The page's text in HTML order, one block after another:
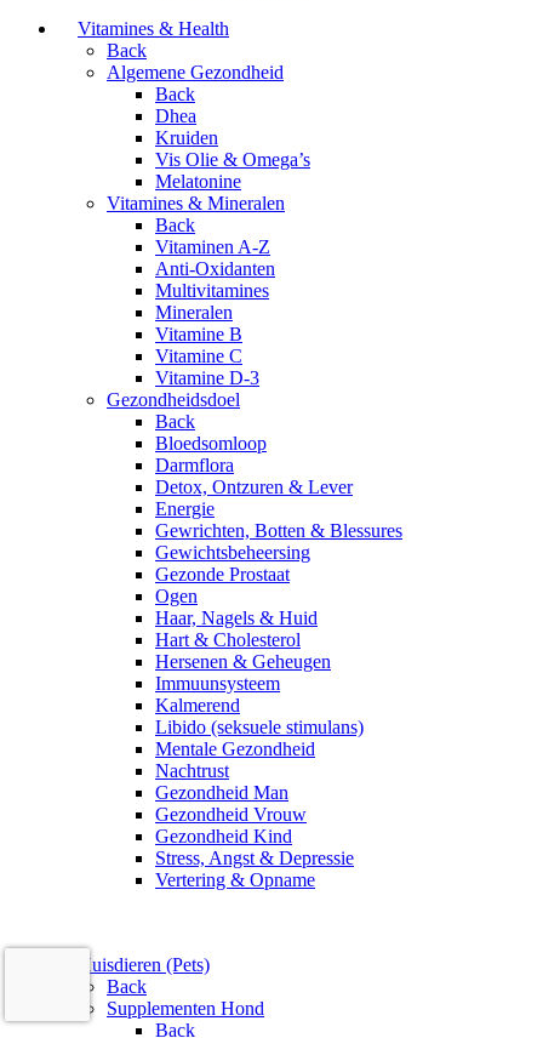
Vitamines & Health
Back
Algemene Gezondheid
Back
Dhea
Kruiden
Vis Olie & Omega’s
Melatonine
Vitamines & Mineralen
Back
Vitaminen A-Z
Anti-Oxidanten
Multivitamines
Mineralen
Vitamine B
Vitamine C
Vitamine D-3
Gezondheidsdoel
Back
Bloedsomloop
Darmflora
Detox, Ontzuren & Lever
Energie
Gewrichten, Botten & Blessures
Gewichtsbeheersing
Gezonde Prostaat
Ogen
Haar, Nagels & Huid
Hart & Cholesterol
Hersenen & Geheugen
Immuunsysteem
Kalmerend
Libido (seksuele stimulans)
Mentale Gezondheid
Nachtrust
Gezondheid Man
Gezondheid Vrouw
Gezondheid Kind
Stress, Angst & Depressie
Vertering & Opname
Huisdieren (Pets)
Back
Supplementen Hond
Back